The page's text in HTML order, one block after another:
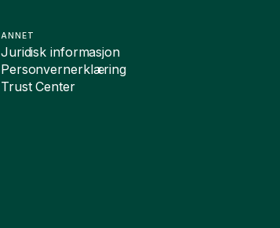
ANNET
Juridisk informasjon
Personvernerklæring
Trust Center